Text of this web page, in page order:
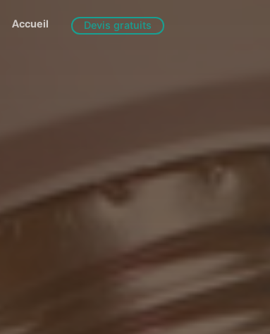
Accueil Devis gratuits